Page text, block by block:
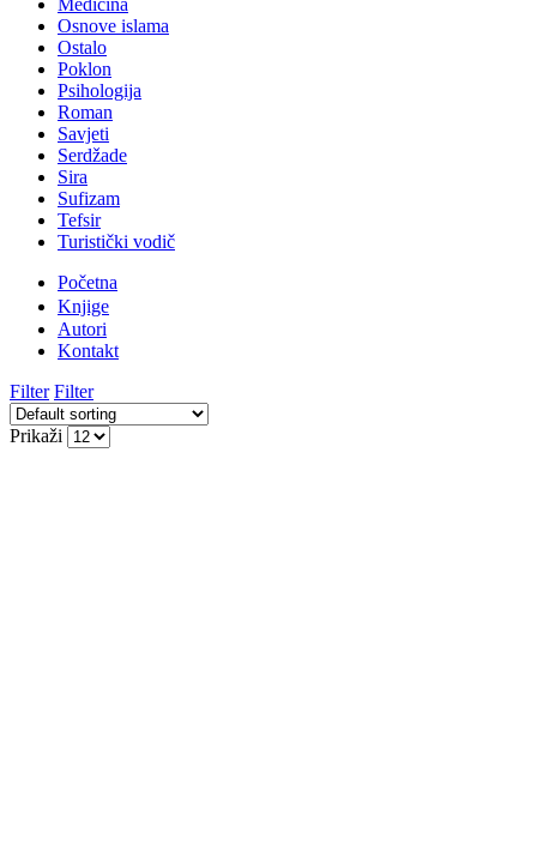
Medicina
Osnove islama
Ostalo
Poklon
Psihologija
Roman
Savjeti
Serdžade
Sira
Sufizam
Tefsir
Turistički vodič
Početna
Knjige
Autori
Kontakt
Filter Filter
Prikaži